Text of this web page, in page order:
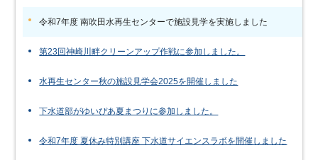
令和7年度 南吹田水再生センターで施設見学を実施しました
第23回神崎川畔クリーンアップ作戦に参加しました。
水再生センター秋の施設見学会2025を開催しました
下水道部がゆいぴあ夏まつりに参加しました。
令和7年度 夏休み特別講座 下水道サイエンスラボを開催しました